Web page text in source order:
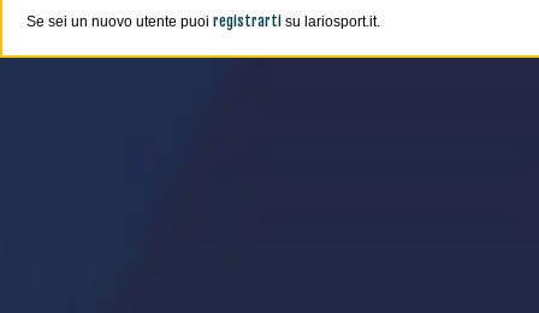
Se sei un nuovo utente puoi registrarti su lariosport.it.